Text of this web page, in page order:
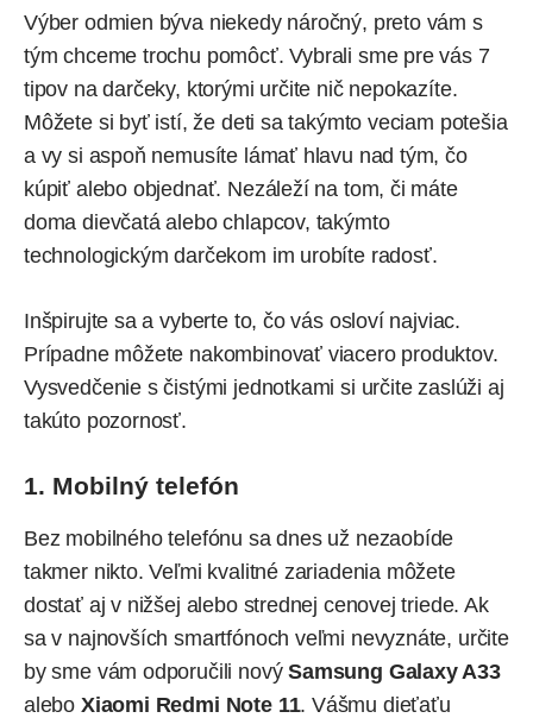
Výber odmien býva niekedy náročný, preto vám s
tým chceme trochu pomôcť. Vybrali sme pre vás 7
tipov na darčeky, ktorými určite nič nepokazíte.
Môžete si byť istí, že deti sa takýmto veciam potešia
a vy si aspoň nemusíte lámať hlavu nad tým, čo
kúpiť alebo objednať. Nezáleží na tom, či máte
doma dievčatá alebo chlapcov, takýmto
technologickým darčekom im urobíte radosť.
Inšpirujte sa a vyberte to, čo vás osloví najviac.
Prípadne môžete nakombinovať viacero produktov.
Vysvedčenie s čistými jednotkami si určite zaslúži aj
takúto pozornosť.
1. Mobilný telefón
Bez mobilného telefónu sa dnes už nezaobíde
takmer nikto. Veľmi kvalitné zariadenia môžete
dostať aj v nižšej alebo strednej cenovej triede. Ak
sa v najnovších smartfónoch veľmi nevyznáte, určite
by sme vám odporučili novýSamsung Galaxy A33
alebo Xiaomi Redmi Note 11. Vášmu dieťaťu